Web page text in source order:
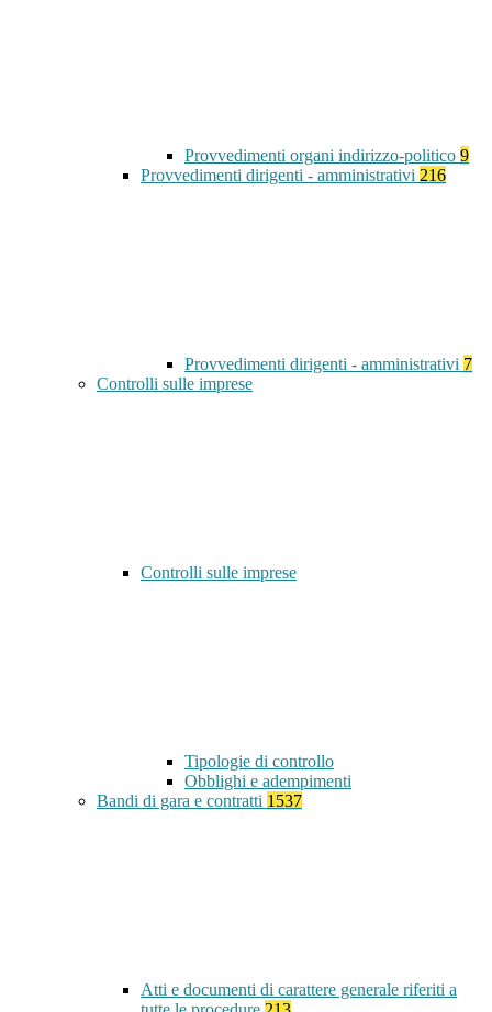
Provvedimenti organi indirizzo-politico 9
Provvedimenti dirigenti - amministrativi 216
Provvedimenti dirigenti - amministrativi 7
Controlli sulle imprese
Controlli sulle imprese
Tipologie di controllo
Obblighi e adempimenti
Bandi di gara e contratti 1537
Atti e documenti di carattere generale riferiti a